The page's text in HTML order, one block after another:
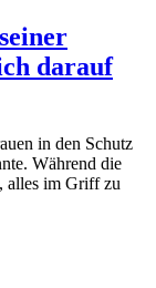
darauf
in den Schutz
Während die
alles im Griff zu